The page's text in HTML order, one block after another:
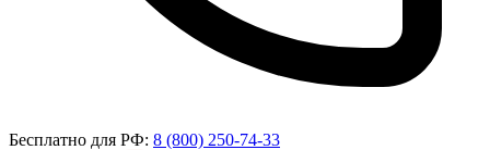
Бесплатно для РФ: 8 (800) 250-74-33